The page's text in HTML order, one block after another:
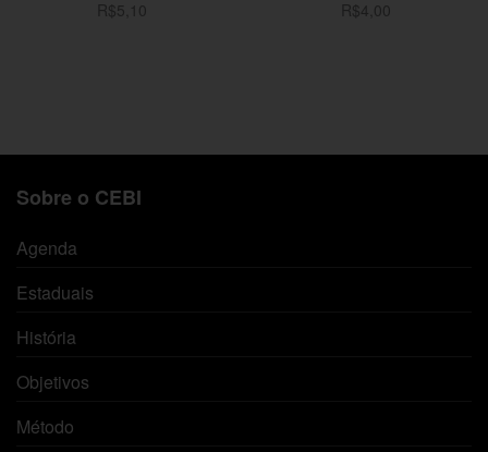
R$5,10
R$4,00
Sobre o CEBI
Agenda
Estaduais
História
Objetivos
Método